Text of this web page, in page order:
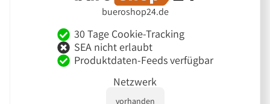
bueroshop24.de
30 Tage Cookie-Tracking
SEA nicht erlaubt
Produktdaten-Feeds verfügbar
Netzwerk
vorhanden